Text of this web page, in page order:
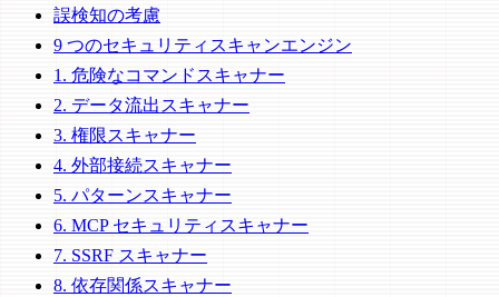
誤検知の考慮
9 つのセキュリティスキャンエンジン
1. 危険なコマンドスキャナー
2. データ流出スキャナー
3. 権限スキャナー
4. 外部接続スキャナー
5. パターンスキャナー
6. MCP セキュリティスキャナー
7. SSRF スキャナー
8. 依存関係スキャナー